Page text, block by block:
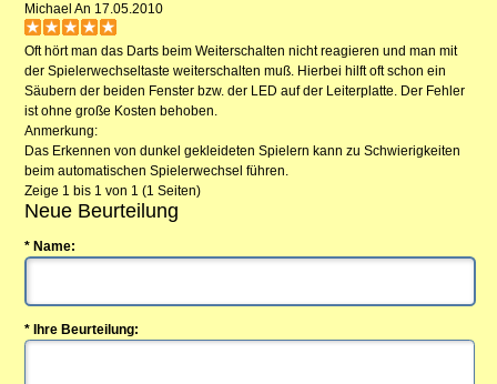
Michael An 17.05.2010
Oft hört man das Darts beim Weiterschalten nicht reagieren und man mit
der Spielerwechseltaste weiterschalten muß. Hierbei hilft oft schon ein
Säubern der beiden Fenster bzw. der LED auf der Leiterplatte. Der Fehler
ist ohne große Kosten behoben.
Anmerkung:
Das Erkennen von dunkel gekleideten Spielern kann zu Schwierigkeiten
beim automatischen Spielerwechsel führen.
Zeige 1 bis 1 von 1 (1 Seiten)
Neue Beurteilung
* Name:
* Ihre Beurteilung: